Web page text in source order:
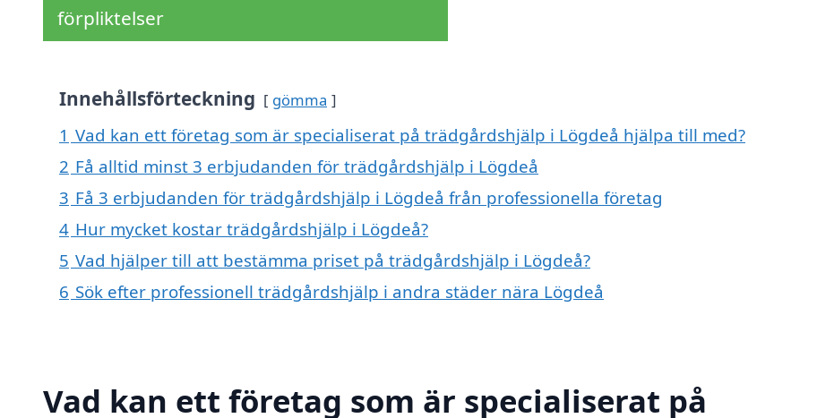
förpliktelser
Innehållsförteckning gömma
1 Vad kan ett företag som är specialiserat på trädgårdshjälp i Lögdeå hjälpa till med?
2 Få alltid minst 3 erbjudanden för trädgårdshjälp i Lögdeå
3 Få 3 erbjudanden för trädgårdshjälp i Lögdeå från professionella företag
4 Hur mycket kostar trädgårdshjälp i Lögdeå?
5 Vad hjälper till att bestämma priset på trädgårdshjälp i Lögdeå?
6 Sök efter professionell trädgårdshjälp i andra städer nära Lögdeå
Vad kan ett företag som är specialiserat på